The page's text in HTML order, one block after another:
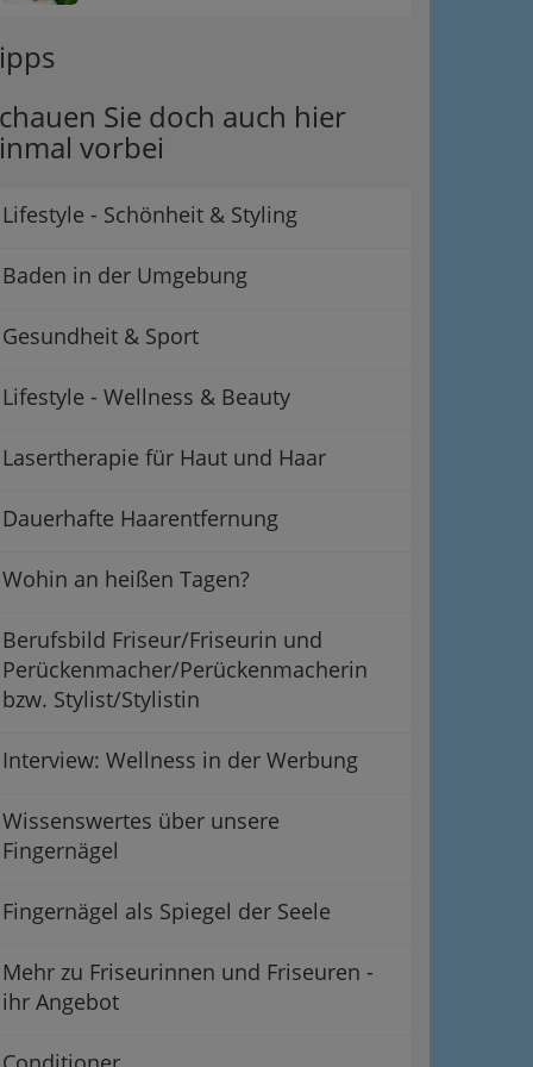
Sie doch auch hier
vorbei
Lifestyle - Schönheit & Styling
Baden in der Umgebung
Gesundheit & Sport
Lifestyle - Wellness & Beauty
Lasertherapie für Haut und Haar
Dauerhafte Haarentfernung
Wohin an heißen Tagen?
Berufsbild Friseur/Friseurin und
Perückenmacher/Perückenmacherin
bzw. Stylist/Stylistin
Interview: Wellness in der Werbung
Wissenswertes über unsere
Fingernägel
Fingernägel als Spiegel der Seele
Mehr zu Friseurinnen und Friseuren -
ihr Angebot